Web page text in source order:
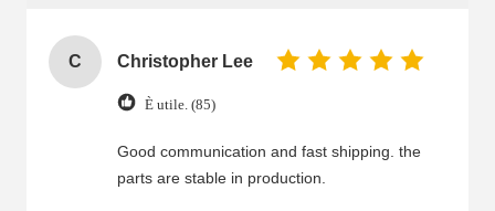
C Christopher Lee
È utile. (85)
Good communication and fast shipping. the
parts are stable in production.